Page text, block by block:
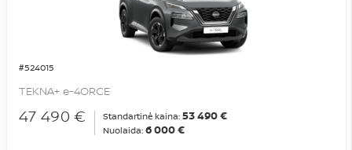
#524015
TEKNA+ e-4ORCE
47 490 € Standartinė kaina: 53 490 €
Nuolaida: 6 000 €